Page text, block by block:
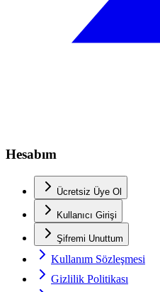
Hesabım
Ücretsiz Üye Ol
Kullanıcı Girişi
Şifremi Unuttum
Kullanım Sözleşmesi
Gizlilik Politikası